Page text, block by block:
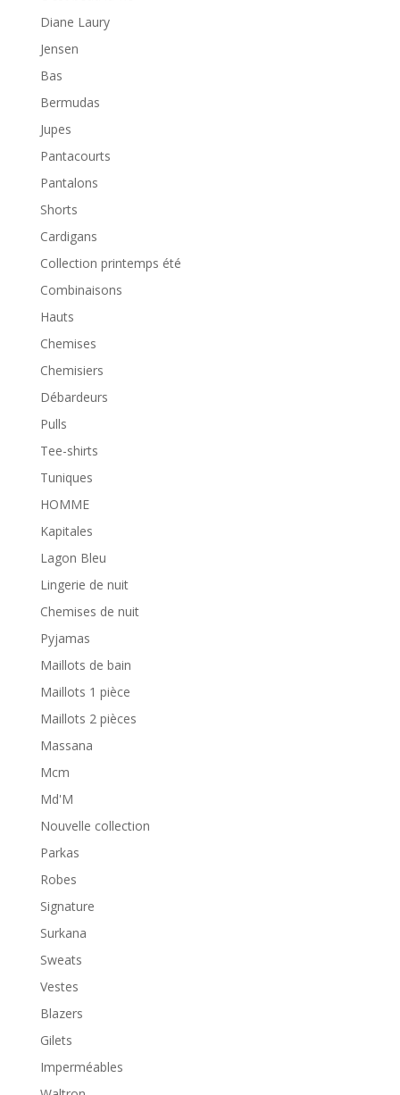
Diane Laury
Jensen
Bas
Bermudas
Jupes
Pantacourts
Pantalons
Shorts
Cardigans
Collection printemps été
Combinaisons
Hauts
Chemises
Chemisiers
Débardeurs
Pulls
Tee-shirts
Tuniques
HOMME
Kapitales
Lagon Bleu
Lingerie de nuit
Chemises de nuit
Pyjamas
Maillots de bain
Maillots 1 pièce
Maillots 2 pièces
Massana
Mcm
Md'M
Nouvelle collection
Parkas
Robes
Signature
Surkana
Sweats
Vestes
Blazers
Gilets
Imperméables